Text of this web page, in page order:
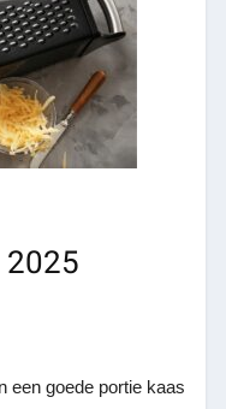
2025
een goede portie kaas